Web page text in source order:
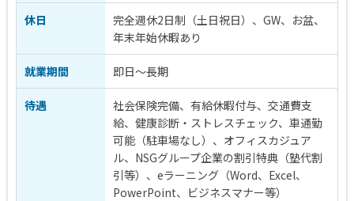
休日
完全週休2日制（土日祝日）、GW、お盆、
年末年始休暇あり
就業期間 即日～長期
待遇
社会保険完備、有給休暇付与、交通費支
給、健康診断・ストレスチェック、車通勤
可能（駐車場なし）、オフィスカジュア
ル、NSGグループ企業の割引特典（塾代割
引等）、eラーニング（Word、Excel、
PowerPoint、ビジネスマナー等）